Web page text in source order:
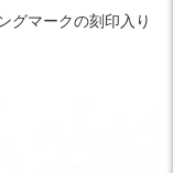
グマークの刻印入り